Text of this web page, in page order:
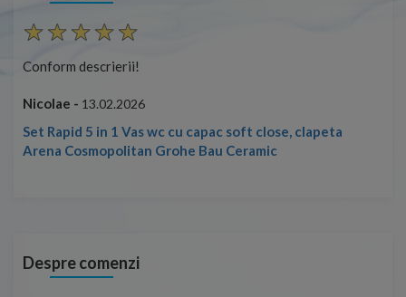
Conform descrierii!
Nicolae - 13.02.2026
Set Rapid 5 in 1 Vas wc cu capac soft close, clapeta
Arena Cosmopolitan Grohe Bau Ceramic
Despre comenzi